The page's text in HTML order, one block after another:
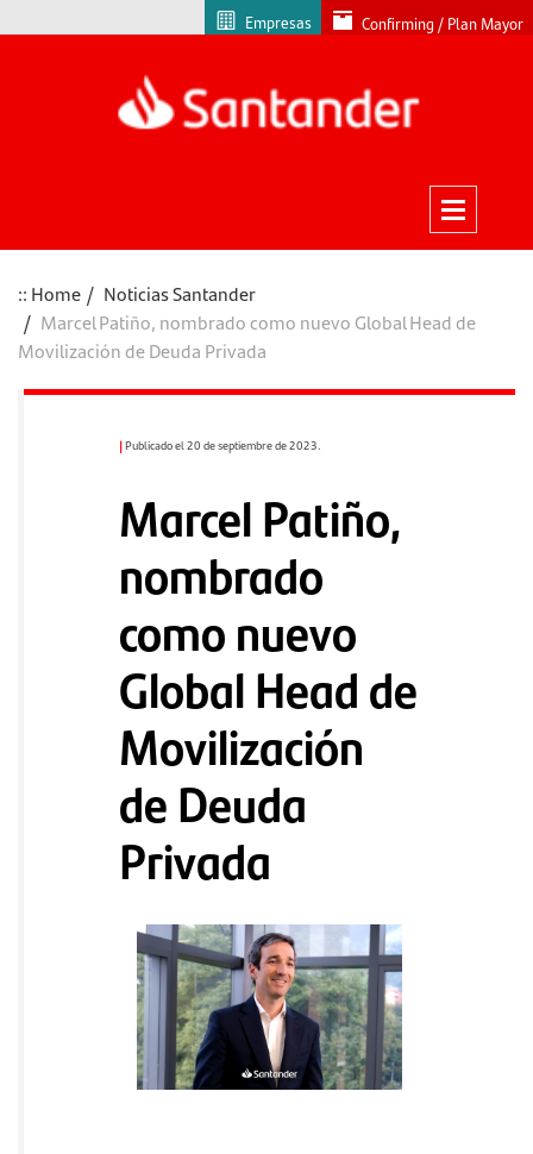
Empresas Confirming / Plan Mayor
Home
Noticias Santander
Marcel Patiño, nombrado como nuevo Global Head de
Movilización de Deuda Privada
| Publicado el 20 de septiembre de 2023.
Marcel Patiño,
nombrado
como nuevo
Global Head de
Movilización
de Deuda
Privada